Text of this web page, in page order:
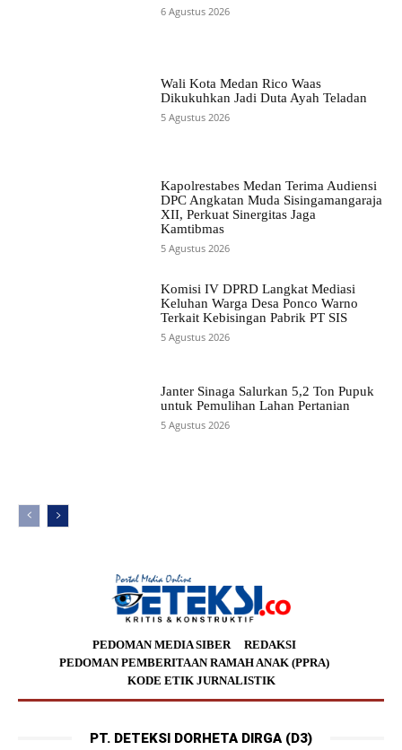
6 Agustus 2026
Wali Kota Medan Rico Waas
Dikukuhkan Jadi Duta Ayah Teladan
5 Agustus 2026
Kapolrestabes Medan Terima Audiensi
DPC Angkatan Muda Sisingamangaraja
XII, Perkuat Sinergitas Jaga
Kamtibmas
5 Agustus 2026
Komisi IV DPRD Langkat Mediasi
Keluhan Warga Desa Ponco Warno
Terkait Kebisingan Pabrik PT SIS
5 Agustus 2026
Janter Sinaga Salurkan 5,2 Ton Pupuk
untuk Pemulihan Lahan Pertanian
5 Agustus 2026
PEDOMAN MEDIA SIBER
REDAKSI
PEDOMAN PEMBERITAAN RAMAH ANAK (PPRA)
KODE ETIK JURNALISTIK
PT. DETEKSI DORHETA DIRGA (D3)